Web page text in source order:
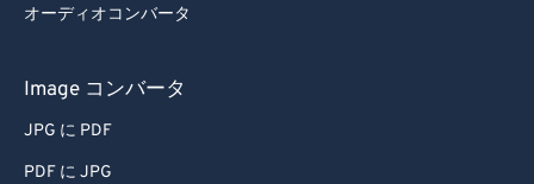
オーディオコンバータ
Image コンバータ
JPG に PDF
PDF に JPG